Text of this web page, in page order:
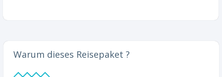
Warum dieses Reisepaket ?